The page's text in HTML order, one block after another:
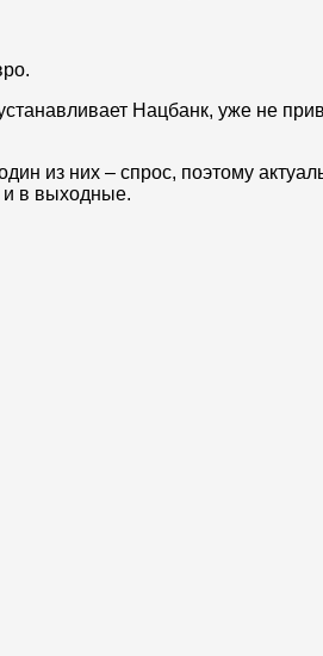
Нацбанк, уже не
из них – спрос, поэтому
и в выходные.